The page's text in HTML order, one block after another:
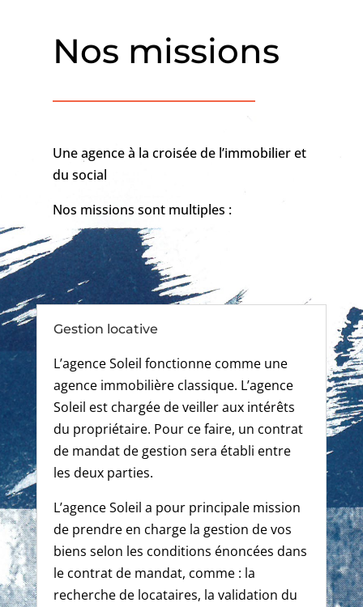
Nos missions
Une agence à la croisée de l’immobilier et
du social
Nos missions sont multiples :
Gestion locative
L’agence Soleil fonctionne comme une
agence immobilière classique. L’agence
Soleil est chargée de veiller aux intérêts
du propriétaire. Pour ce faire, un contrat
de mandat de gestion sera établi entre
les deux parties.
L’agence Soleil a pour principale mission
de prendre en charge la gestion de vos
biens selon les conditions énoncées dans
le contrat de mandat, comme : la
recherche de locataires, la validation du